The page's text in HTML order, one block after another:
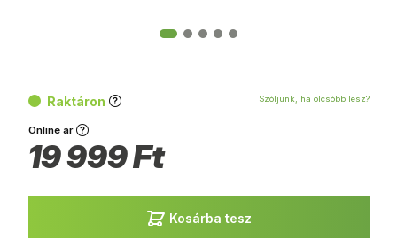
Raktáron Szóljunk, ha olcsóbb lesz?
Online ár
19 999Ft
Kosárba tesz